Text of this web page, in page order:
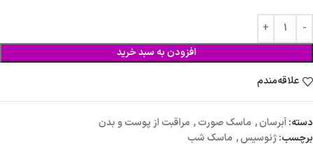
افزودن به سبد خرید
علاقه‌مندم
دسته:آبرسان, ماسک صورت, مراقبت از پوست و بدن
برچسب:ژنوسیس, ماسک شب